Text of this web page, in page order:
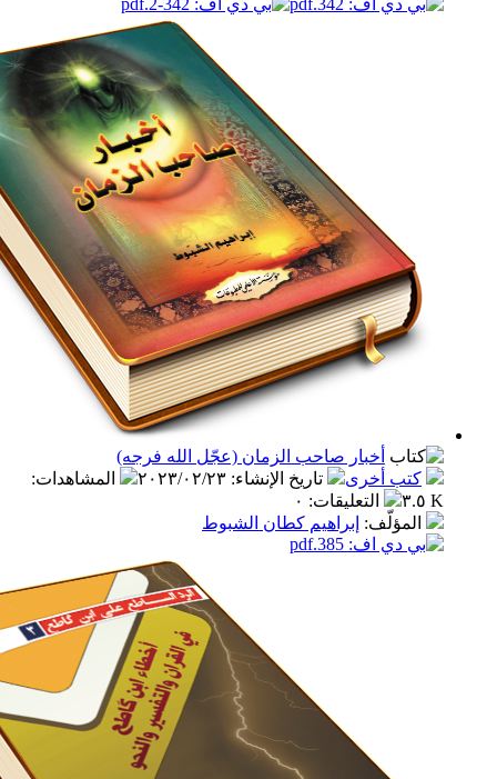
أخبار صاحب الزمان (عجّل الله فرجه)
أخرى
تاريخ الإنشاء :٢٠٢٣/٠٢/٢٣ المشاهدات:
التعليقات:٠
إبراهيم كطان الشبوط